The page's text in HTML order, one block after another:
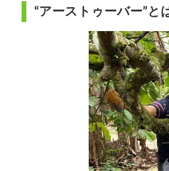
“アーストゥーバー”と